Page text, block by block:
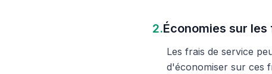
2.Économies sur
Les frais de service
d'économiser sur ces